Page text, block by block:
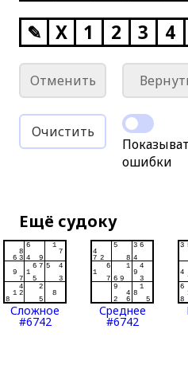
✎ X 1 2 3 4
Отменить
Очистить
ошибки
Ещё судоку
Сложное
#6742
Среднее
#6742